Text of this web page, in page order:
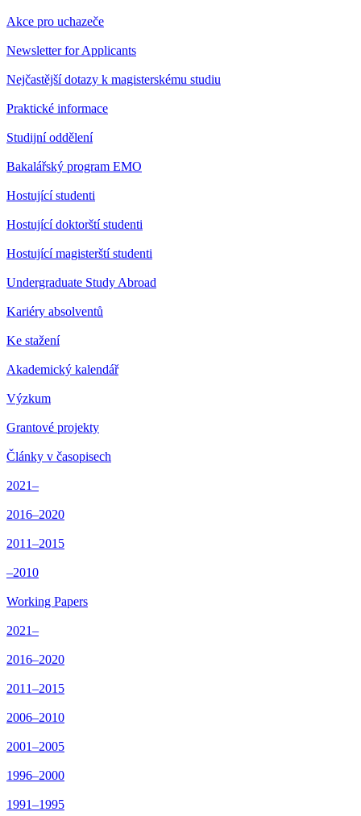
Akce pro uchazeče
Newsletter for Applicants
Nejčastější dotazy k magisterskému studiu
Praktické informace
Studijní oddělení
Bakalářský program EMO
Hostující studenti
Hostující doktorští studenti
Hostující magisterští studenti
Undergraduate Study Abroad
Kariéry absolventů
Ke stažení
Akademický kalendář
Výzkum
Grantové projekty
Články v časopisech
2021–
2016–2020
2011–2015
–2010
Working Papers
2021–
2016–2020
2011–2015
2006–2010
2001–2005
1996–2000
1991–1995